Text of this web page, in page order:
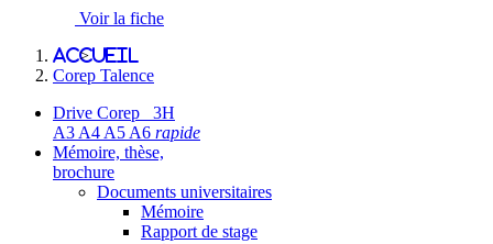
Voir la fiche
Accueil
>
Corep Talence
Drive Corep 3H
A3 A4 A5 A6 rapide
Mémoire, thèse,
brochure
Documents universitaires
Mémoire
Rapport de stage